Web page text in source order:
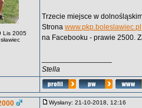
Lis 2005
Trzecie miejsce w
Strona www.pkp.boleslawiec.pl
na Facebooku - prawie 2500.
Stella
Wysłany: 21-10-2018, 12:16